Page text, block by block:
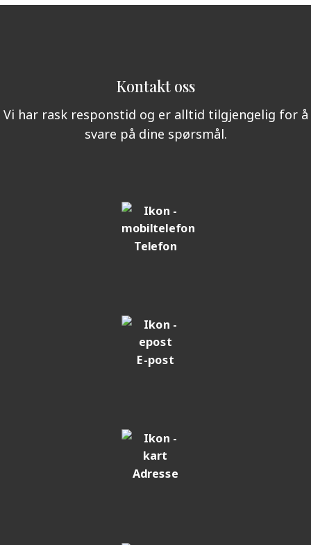
Kontakt oss
Vi har rask responstid og er alltid tilgjengelig for å
svare på dine spørsmål.
Telefon
E-post
Adresse